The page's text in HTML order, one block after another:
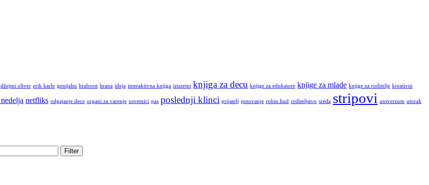
džejmi oliver erik karle genijalni hrabrost hrana ideja interaktivna knjiga izuzetni knjiga za decu knjige za edukatore knjige za mlade knjige za roditelje kreativni
netfliks odgajanje dece organi za varenje osvetnici pas poslednji klinci prijatelj putovanje robin hud roditeljstvo sreda stripovi univerzum utorak
Filter